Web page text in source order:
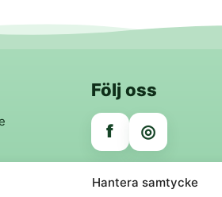
Hantera samtycke
Följ oss
f ◎
Trygga betalningar